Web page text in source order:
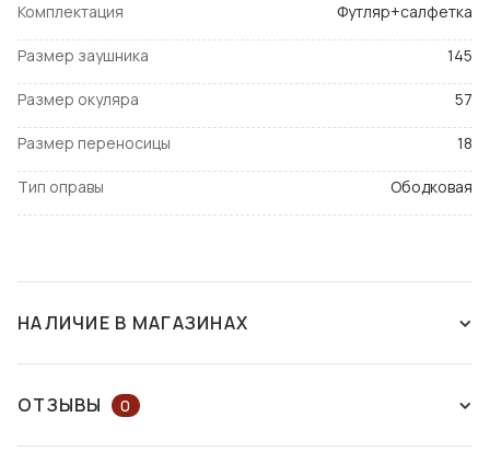
Комплектация Футляр+салфетка
Размер заушника 145
Размер окуляра 57
Размер переносицы 18
Тип оправы Ободковая
НАЛИЧИЕ В МАГАЗИНАХ
ОТЗЫВЫ 0